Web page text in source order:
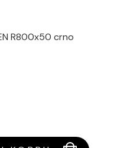
R800x50 crno